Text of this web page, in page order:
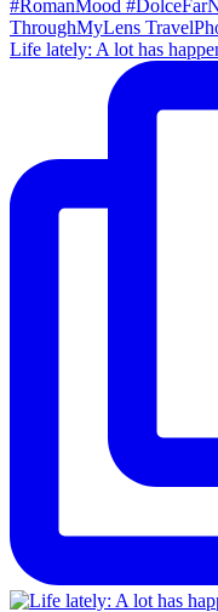
Life lately: A lot has